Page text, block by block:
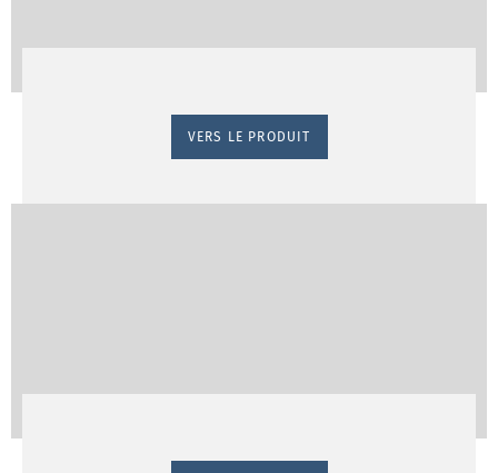
VERS LE PRODUIT